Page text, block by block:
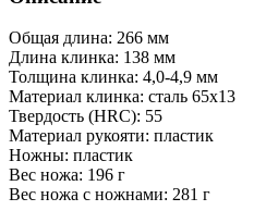
Общая длина: 266 мм
Длина клинка: 138 мм
Толщина клинка: 4,0-4,9 мм
Материал клинка: сталь 65х13
Твердость (HRC): 55
Материал рукояти: пластик
Ножны: пластик
Вес ножа: 196 г
Вес ножа с ножнами: 281 г